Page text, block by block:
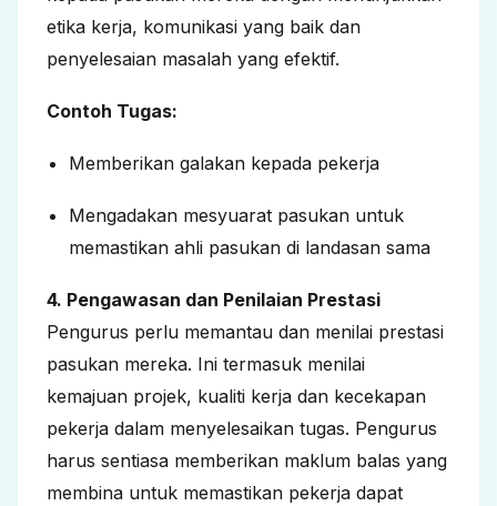
etika kerja, komunikasi yang baik dan
penyelesaian masalah yang efektif.
Contoh Tugas:
Memberikan galakan kepada pekerja
Mengadakan mesyuarat pasukan untuk
memastikan ahli pasukan di landasan sama
4. Pengawasan dan Penilaian Prestasi
Pengurus perlu memantau dan menilai prestasi
pasukan mereka. Ini termasuk menilai
kemajuan projek, kualiti kerja dan kecekapan
pekerja dalam menyelesaikan tugas. Pengurus
harus sentiasa memberikan maklum balas yang
membina untuk memastikan pekerja dapat